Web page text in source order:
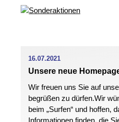
16.07.2021
Unsere neue
Wir freuen uns Sie auf
begrüßen zu dürfen.Wir
beim „Surfen“ und hoffen,